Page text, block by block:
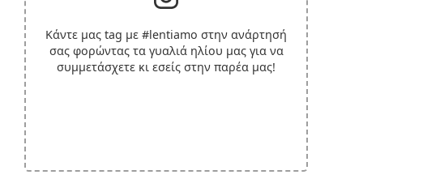
Κάντε μας tag με #lentiamo στην ανάρτησή
σας φορώντας τα γυαλιά ηλίου μας για να
συμμετάσχετε κι εσείς στην παρέα μας!